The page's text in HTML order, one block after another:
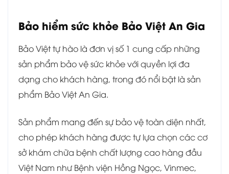
Bảo hiểm sức khỏe Bảo Việt An Gia
Bảo Việt tự hào là đơn vị số 1 cung cấp những
sản phẩm bảo vệ sức khỏe với quyền lợi đa
dạng cho khách hàng, trong đó nổi bật là sản
phẩm Bảo Việt An Gia.
Sản phẩm mang đến sự bảo vệ toàn diện nhất,
cho phép khách hàng được tự lựa chọn các cơ
sở khám chữa bệnh chất lượng cao hàng đầu
Việt Nam như Bệnh viện Hồng Ngọc, Vinmec,